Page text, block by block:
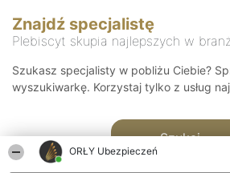
ORŁY Ubezpieczeń
Znajdź specjalistę
Plebiscyt skupia najlepszych w
Szukasz specjalisty w pobliżu Ciebie?
wyszukiwarkę. Korzystaj tylko z usług
Szukaj